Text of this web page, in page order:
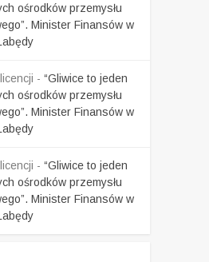
ośrodków przemysłu
Minister Finansów w
- “Gliwice to jeden
ośrodków przemysłu
Minister Finansów w
- “Gliwice to jeden
ośrodków przemysłu
Minister Finansów w